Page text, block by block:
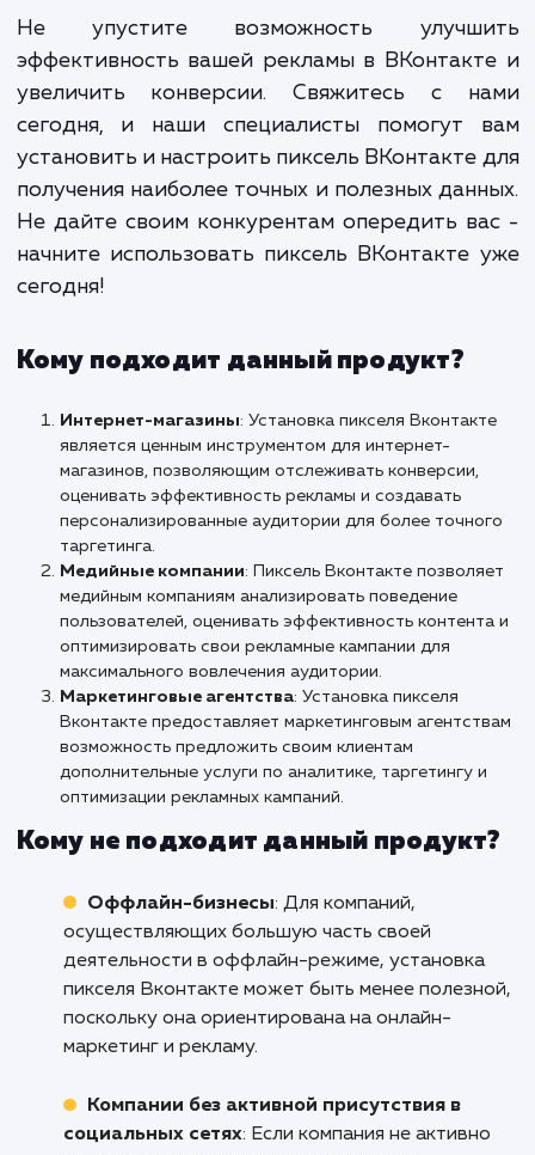
это не только
оригинальность, но и
анализ данных. Установка
ВКонтакте дает вам доступ к
информации о
пользователей на вашем сайте,
позволяет создавать
кампании.
Не упустите возможность
эффективность вашей рекламы в
увеличить конверсии. Свяжитесь с
сегодня, и наши специалисты помогут
установить и настроить пиксель
получения наиболее точных и полезных
Не дайте своим конкурентам опередить
начните использовать пиксель ВКонтакте
Кому подходит данный продукт?
Интернет-магазины: Установка пикселя
является ценным инструментом для интернет-
магазинов, позволяющим отслеживать конверсии,
оценивать эффективность рекламы и создавать
таргетинга.
Медийные компании: Пиксель Вконтакте